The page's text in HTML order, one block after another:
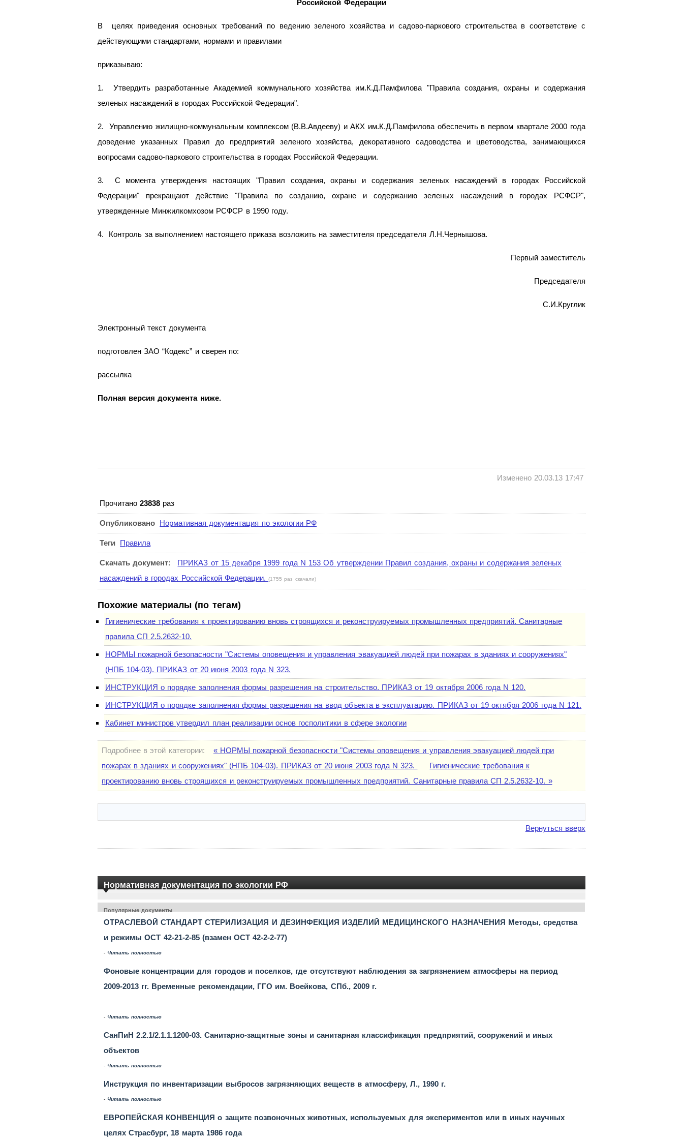
Российской Федерации
В целях приведения основных требований по ведению зеленого хозяйства и садово-паркового строительства в соответствие с
действующими стандартами, нормами и правилами
приказываю:
1. Утвердить разработанные Академией коммунального хозяйства им.К.Д.Памфилова "Правила создания, охраны и содержания
зеленых насаждений в городах Российской Федерации".
2. Управлению жилищно-коммунальным комплексом (В.В.Авдееву) и АКХ им.К.Д.Памфилова обеспечить в первом квартале 2000 года
доведение указанных Правил до предприятий зеленого хозяйства, декоративного садоводства и цветоводства, занимающихся
вопросами садово-паркового строительства в городах Российской Федерации.
3. С момента утверждения настоящих "Правил создания, охраны и содержания зеленых насаждений в городах Российской
Федерации" прекращают действие "Правила по созданию, охране и содержанию зеленых насаждений в городах РСФСР",
утвержденные Минжилкомхозом РСФСР в 1990 году.
4. Контроль за выполнением настоящего приказа возложить на заместителя председателя Л.Н.Чернышова.
Первый заместитель
Председателя
С.И.Круглик
Электронный текст документа
подготовлен ЗАО “Кодекс” и сверен по:
рассылка
Полная версия документа ниже.
Изменено 20.03.13 17:47
Прочитано23838 раз
Опубликовано Нормативная документация по экологии РФ
Теги Правила
Скачать документ:
ПРИКАЗ от 15 декабря 1999 года N 153 Об утверждении Правил создания, охраны и содержания зеленых
насаждений в городах Российской Федерации.(1755 раз скачали)
Похожие материалы (по тегам)
Гигиенические требования к проектированию вновь строящихся и реконструируемых промышленных предприятий. Санитарные
правила СП 2.5.2632-10.
НОРМЫ пожарной безопасности "Системы оповещения и управления эвакуацией людей при пожарах в зданиях и сооружениях"
(НПБ 104-03). ПРИКАЗ от 20 июня 2003 года N 323.
ИНСТРУКЦИЯ о порядке заполнения формы разрешения на строительство. ПРИКАЗ от 19 октября 2006 года N 120.
ИНСТРУКЦИЯ о порядке заполнения формы разрешения на ввод объекта в эксплуатацию. ПРИКАЗ от 19 октября 2006 года N 121.
Кабинет министров утвердил план реализации основ госполитики в сфере экологии
Подробнее в этой категории:
« НОРМЫ пожарной безопасности "Системы оповещения и управления эвакуацией людей при
пожарах в зданиях и сооружениях" (НПБ 104-03). ПРИКАЗ от 20 июня 2003 года N 323.
Гигиенические требования к
проектированию вновь строящихся и реконструируемых промышленных предприятий. Санитарные правила СП 2.5.2632-10. »
Вернуться вверх
Нормативная документация по экологии РФ
Популярные документы
ОТРАСЛЕВОЙ СТАНДАРТ СТЕРИЛИЗАЦИЯ И ДЕЗИНФЕКЦИЯ ИЗДЕЛИЙ МЕДИЦИНСКОГО НАЗНАЧЕНИЯ Методы, средства
и режимы ОСТ 42-21-2-85 (взамен ОСТ 42-2-2-77)
- Читать полностью
Фоновые концентрации для городов и поселков, где отсутствуют наблюдения за загрязнением атмосферы на период
2009-2013 гг. Временные рекомендации, ГГО им. Воейкова, СПб., 2009 г.
- Читать полностью
СанПиН 2.2.1/2.1.1.1200-03. Санитарно-защитные зоны и санитарная классификация предприятий, сооружений и иных
объектов
- Читать полностью
Инструкция по инвентаризации выбросов загрязняющих веществ в атмосферу, Л., 1990 г.
- Читать полностью
ЕВРОПЕЙСКАЯ КОНВЕНЦИЯ о защите позвоночных животных, используемых для экспериментов или в иных научных
целях Страсбург, 18 марта 1986 года